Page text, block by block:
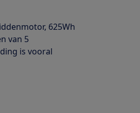
625Wh
van 5
is vooral